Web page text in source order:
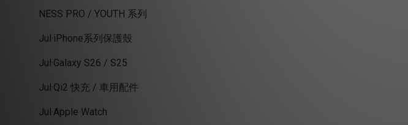
NESS PRO / YOUTH 系列
Jul·iPhone系列保護殼
Jul·Galaxy S26 / S25
Jul·Qi2 快充 / 車用配件
Jul·Apple Watch